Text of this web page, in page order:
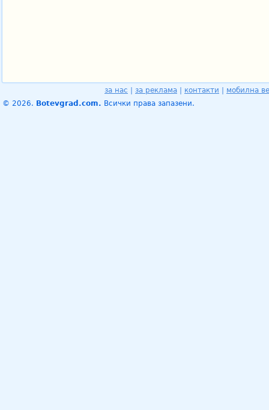
за нас за реклама контакти
мобилна
© 2026. Botevgrad.com. Всички права запазени.